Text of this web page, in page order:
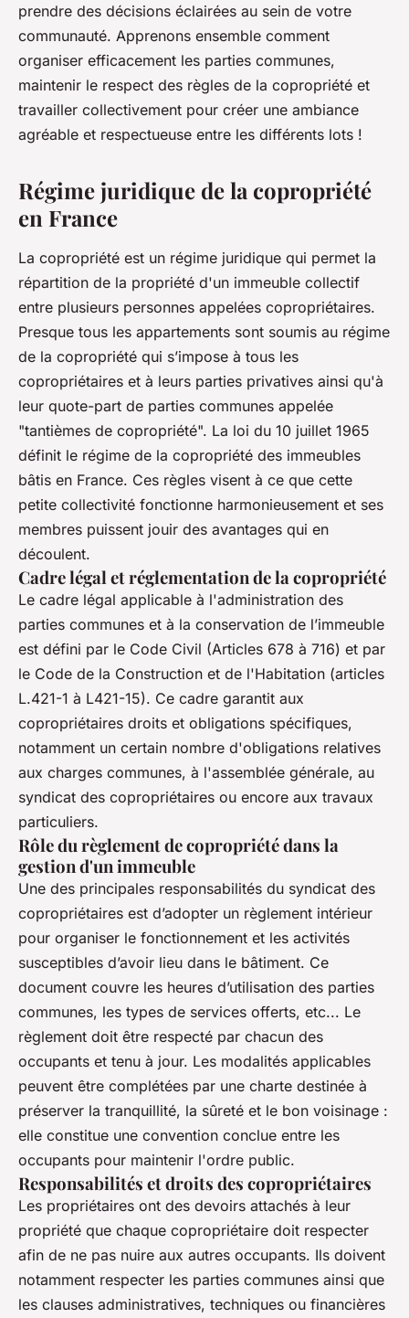
prendre des décisions éclairées au sein de votre
communauté. Apprenons ensemble comment
organiser efficacement les parties communes,
maintenir le respect des règles de la copropriété et
travailler collectivement pour créer une ambiance
agréable et respectueuse entre les différents lots !
Régime juridique de la copropriété
en France
La copropriété est un régime juridique qui permet la
répartition de la propriété d'un immeuble collectif
entre plusieurs personnes appelées copropriétaires.
Presque tous les appartements sont soumis au régime
de la copropriété qui s’impose à tous les
copropriétaires et à leurs parties privatives ainsi qu'à
leur quote-part de parties communes appelée
"tantièmes de copropriété". La loi du 10 juillet 1965
définit le régime de la copropriété des immeubles
bâtis en France. Ces règles visent à ce que cette
petite collectivité fonctionne harmonieusement et ses
membres puissent jouir des avantages qui en
découlent.
Cadre légal et réglementation de la copropriété
Le cadre légal applicable à l'administration des
parties communes et à la conservation de l’immeuble
est défini par le Code Civil (Articles 678 à 716) et par
le Code de la Construction et de l'Habitation (articles
L.421-1 à L421-15). Ce cadre garantit aux
copropriétaires droits et obligations spécifiques,
notamment un certain nombre d'obligations relatives
aux charges communes, à l'assemblée générale, au
syndicat des copropriétaires ou encore aux travaux
particuliers.
Rôle du règlement de copropriété dans la
gestion d'un immeuble
Une des principales responsabilités du syndicat des
copropriétaires est d’adopter un règlement intérieur
pour organiser le fonctionnement et les activités
susceptibles d’avoir lieu dans le bâtiment. Ce
document couvre les heures d’utilisation des parties
communes, les types de services offerts, etc... Le
règlement doit être respecté par chacun des
occupants et tenu à jour. Les modalités applicables
peuvent être complétées par une charte destinée à
préserver la tranquillité, la sûreté et le bon voisinage :
elle constitue une convention conclue entre les
occupants pour maintenir l'ordre public.
Responsabilités et droits des copropriétaires
Les propriétaires ont des devoirs attachés à leur
propriété que chaque copropriétaire doit respecter
afin de ne pas nuire aux autres occupants. Ils doivent
notamment respecter les parties communes ainsi que
les clauses administratives, techniques ou financières